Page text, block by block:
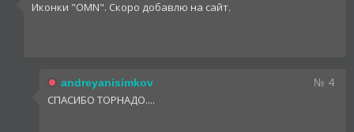
Иконки "OMN". Скоро добавлю на сайт.
andreyanisimkov № 4
СПАСИБО ТОРНАДО....